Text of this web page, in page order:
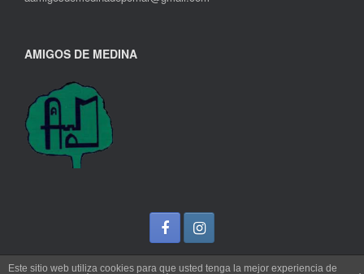
AMIGOS DE MEDINA
Este sitio web utiliza cookies para que usted tenga la mejor experiencia de